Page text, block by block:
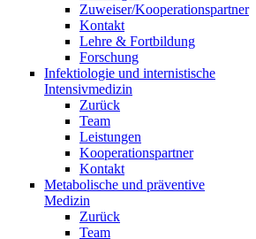
Zuweiser/Kooperationspartner
Kontakt
Lehre & Fortbildung
Forschung
Infektiologie und internistische
Intensivmedizin
Zurück
Team
Leistungen
Kooperationspartner
Kontakt
Metabolische und präventive
Medizin
Zurück
Team